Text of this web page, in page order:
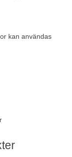
kan användas